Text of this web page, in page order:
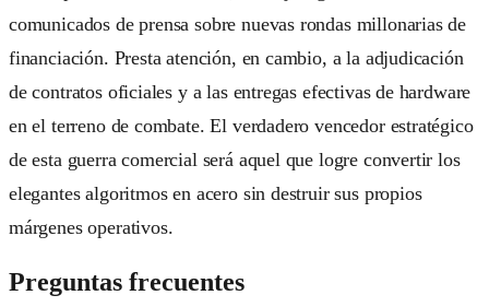
comunicados de prensa sobre nuevas rondas millonarias de
financiación. Presta atención, en cambio, a la adjudicación
de contratos oficiales y a las entregas efectivas de hardware
en el terreno de combate. El verdadero vencedor estratégico
de esta guerra comercial será aquel que logre convertir los
elegantes algoritmos en acero sin destruir sus propios
márgenes operativos.
Preguntas frecuentes